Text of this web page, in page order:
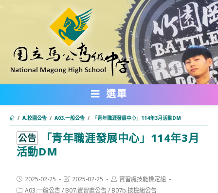
內
選單
/ A.校園公告 / A03.一般公告 / 「青年職涯發展中心」114年3月活動DM
公告
「青年職涯發展中心」114年3月
活動DM
Post
published:
2025-02-25
Post2025-02-25
Post
author:
實習處技能檢定組
PostA03.一般公告/ B07.實習處公告/ B07b.技檢組公告